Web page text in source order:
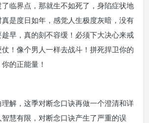
临界点，那就生不如死了，身陷症状地
是度日如年，感觉人生极度灰暗，没有
早，真的刻不容缓！必须下大决心来戒
！像个男人一样去战斗！拼死捍卫你的
的正能量！
解，这季对断念口诀再做一个澄清和详
慧有限，对断念口诀产生了严重的误